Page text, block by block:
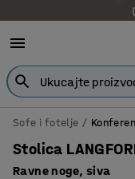
Sofe i fotelje
Stolica
Ravne noge, siva